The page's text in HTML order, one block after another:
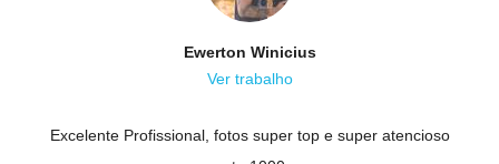
Excelente Profissional, fotos super top e super atencioso
Ewerton Winicius
Ver trabalho